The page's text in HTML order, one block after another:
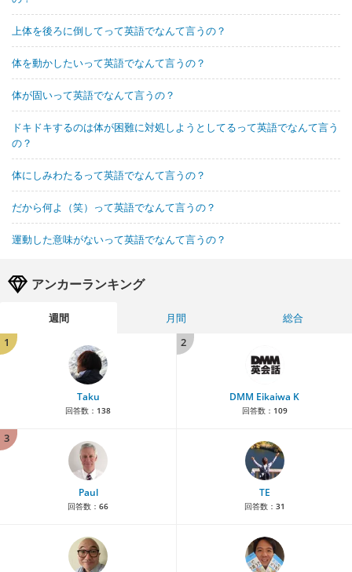
上体を後ろに倒してって英語でなんて言うの？
体を動かしたいって英語でなんて言うの？
体が固いって英語でなんて言うの？
ドキドキするのは体が困難に対処しようとしてるって英語でなんて言う
の？
体にしみわたるって英語でなんて言うの？
だから何よ（笑）って英語でなんて言うの？
運動した意味がないって英語でなんて言うの？
アンカーランキング
週間 月間
総合
1
Taku
回答数： 138
2
DMM Eikaiwa K
回答数： 109
3
Paul
回答数： 66
TE
回答数： 31